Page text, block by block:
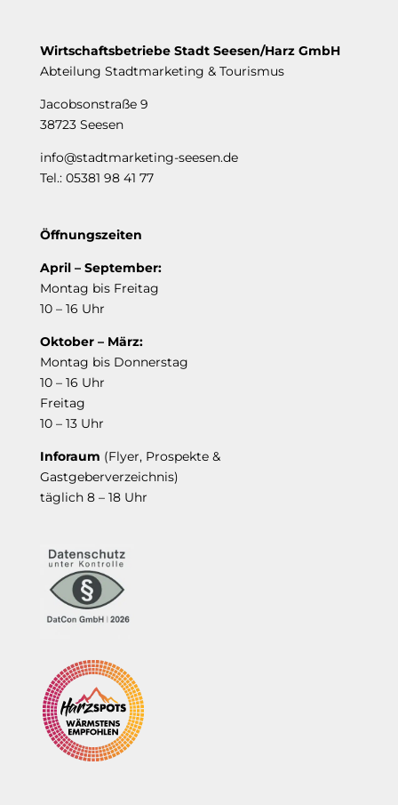
Wirtschaftsbetriebe Stadt Seesen/Harz GmbH
Abteilung Stadtmarketing & Tourismus
Jacobsonstraße 9
38723 Seesen
info@stadtmarketing-seesen.de
Tel.: 05381 98 41 77
Öffnungszeiten
April – September:
Montag bis Freitag
10 – 16 Uhr
Oktober – März:
Montag bis Donnerstag
10 – 16 Uhr
Freitag
10 – 13 Uhr
Inforaum (Flyer, Prospekte &
Gastgeberverzeichnis)
täglich 8 – 18 Uhr